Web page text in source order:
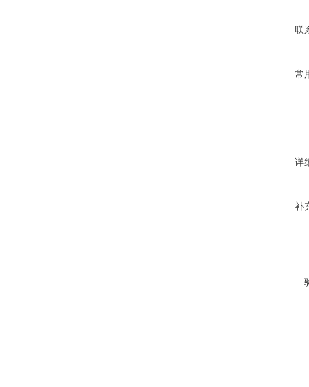
联
常
详
补